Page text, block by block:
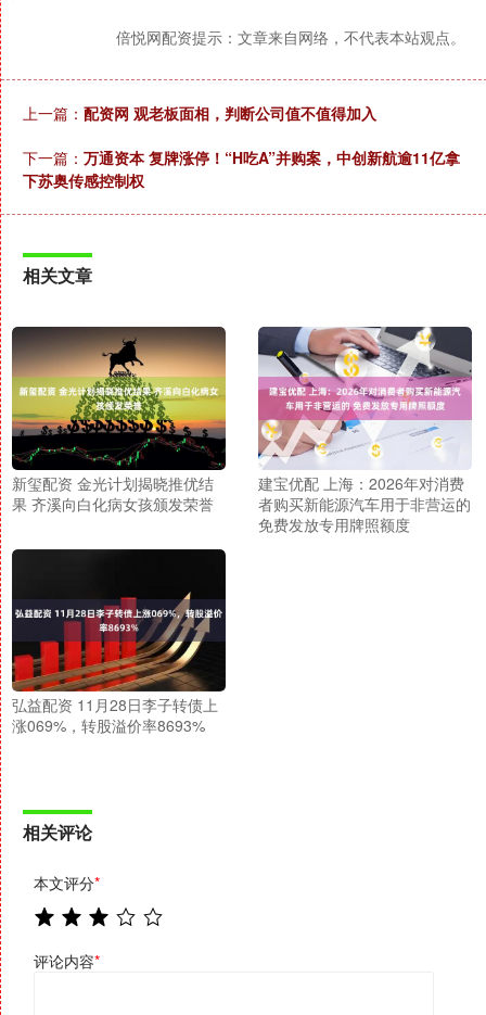
倍悦网配资提示：文章来自网络，不代表本站观点。
上一篇： 配资网 观老板面相，判断公司值不值得加入
下一篇： 万通资本 复牌涨停！“H吃A”并购案，中创新航逾11亿拿
下苏奥传感控制权
相关文章
新玺配资 金光计划揭晓推优结
果 齐溪向白化病女孩颁发荣誉
建宝优配 上海：2026年对消费
者购买新能源汽车用于非营运的
免费发放专用牌照额度
弘益配资 11月28日李子转债上
涨069%，转股溢价率8693%
相关评论
本文评分*
评论内容*